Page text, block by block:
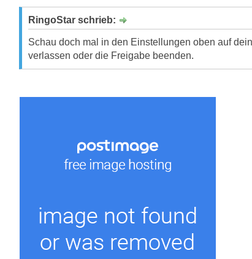
RingoStar schrieb:
Schau doch mal in den Einstellungen oben auf
verlassen oder die Freigabe beenden.